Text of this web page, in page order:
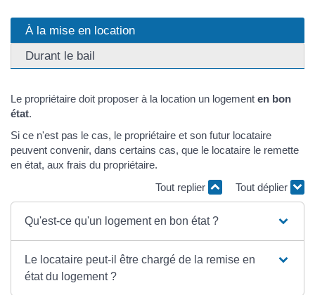
À la mise en location
Durant le bail
Le propriétaire doit proposer à la location un logement en bon
état.
Si ce n'est pas le cas, le propriétaire et son futur locataire
peuvent convenir, dans certains cas, que le locataire le remette
en état, aux frais du propriétaire.
Tout replier
Tout déplier
Qu'est-ce qu'un logement en bon état ?
Le locataire peut-il être chargé de la remise en
état du logement ?